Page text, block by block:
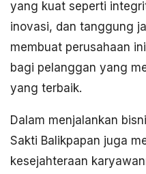
yang kuat seperti
inovasi, dan tanggung
membuat perusahaan
bagi pelanggan yang
yang terbaik.
Dalam menjalankan
Sakti Balikpapan juga
kesejahteraan